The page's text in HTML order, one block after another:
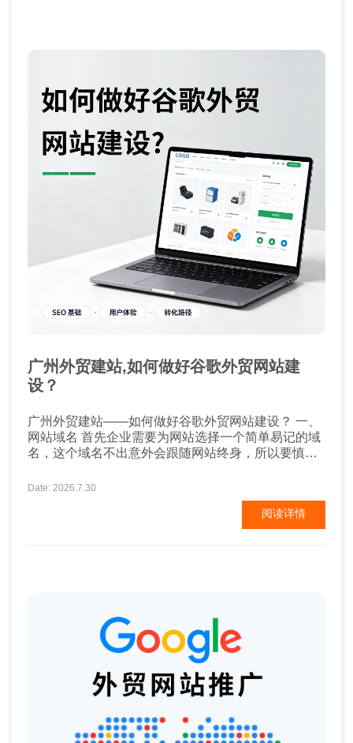
广州外贸建站,如何做好谷歌外贸网站建
设？
广州外贸建站——如何做好谷歌外贸网站建设？ 一、
网站域名 首先企业需要为网站选择一个简单易记的域
名，这个域名不出意外会跟随网站终身，所以要慎重
用户一眼了解企业是做什么的，并且对后期的谷歌
SEO排名也有帮助。比较注重企业品牌营销的企业建
议以品牌名为域名。域名中不要添加特殊符号，不要
使用汉语拼音或汉字。 二、网站内容及设计 ...
Date: 2026.7.30
阅读详情